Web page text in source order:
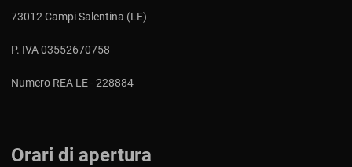
73012 Campi Salentina (LE)
P. IVA 03552670758
Numero REA LE - 228884
Orari di apertura